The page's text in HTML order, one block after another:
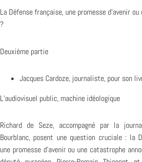
La Défense française, une promesse d’avenir
?
Deuxième partie
Jacques Cardoze, journaliste, pour son
L’audiovisuel public, machine idéologique
Richard de Seze, accompagné par la
Bourblanc, posent une question cruciale : la
une promesse d’avenir ou une catastrophe